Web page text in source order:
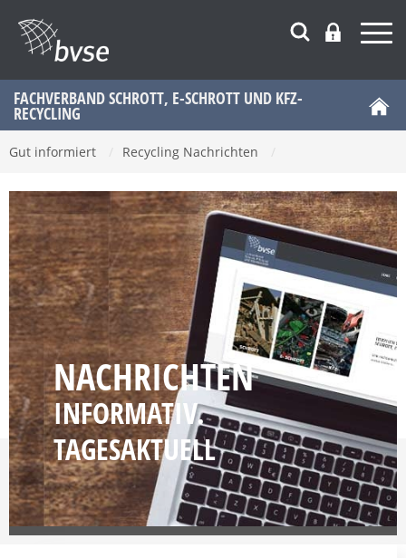
FACHVERBAND SCHROTT, E-SCHROTT UND KFZ-
RECYCLING
Gut informiert Recycling Nachrichten
NACHRICHTEN
INFORMATIV.
TAGESAKTUELL